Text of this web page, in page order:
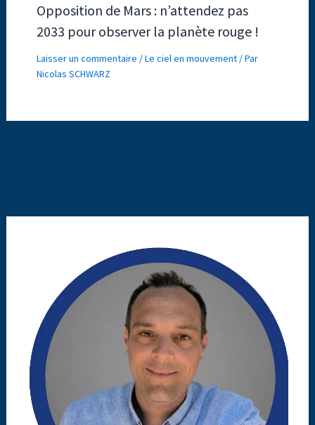
Opposition de Mars : n’attendez pas
2033 pour observer la planète rouge !
Laisser un commentaire /Le ciel en mouvement/ Par
Nicolas SCHWARZ